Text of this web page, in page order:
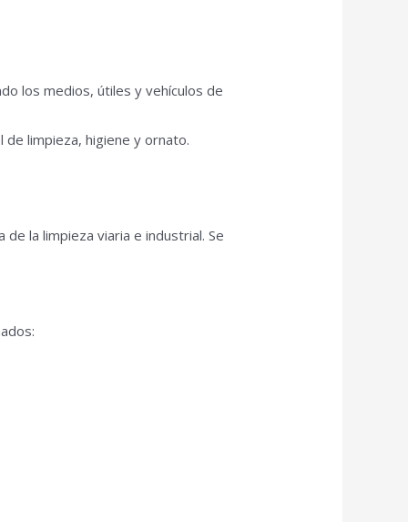
los medios, útiles y vehículos de
de limpieza, higiene y ornato.
la limpieza viaria e industrial. Se